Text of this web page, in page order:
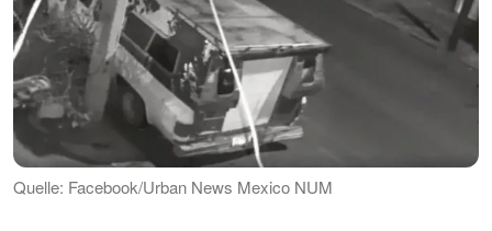
Quelle: Facebook/Urban News Mexico NUM